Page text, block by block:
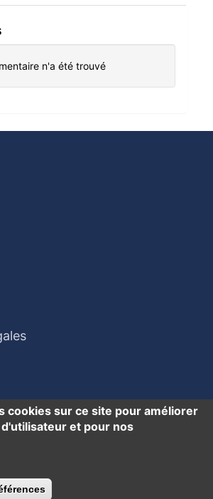
n'a été trouvé
conforme
cookies sur ce site pour améliorer
et pour nos